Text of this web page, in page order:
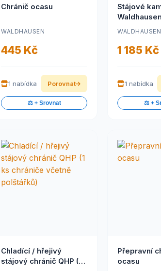
Chránič ocasu
WALDHAUSEN
445 Kč
1 nabídka Porovnat
⚖️ + Srovnat
Stájové
Waldhausen
WALDHAUSEN
1 185 Kč
1 nabídka
⚖️ +
Chladící / hřejivý
stájový chránič QHP (1
Přepravní
ocasu